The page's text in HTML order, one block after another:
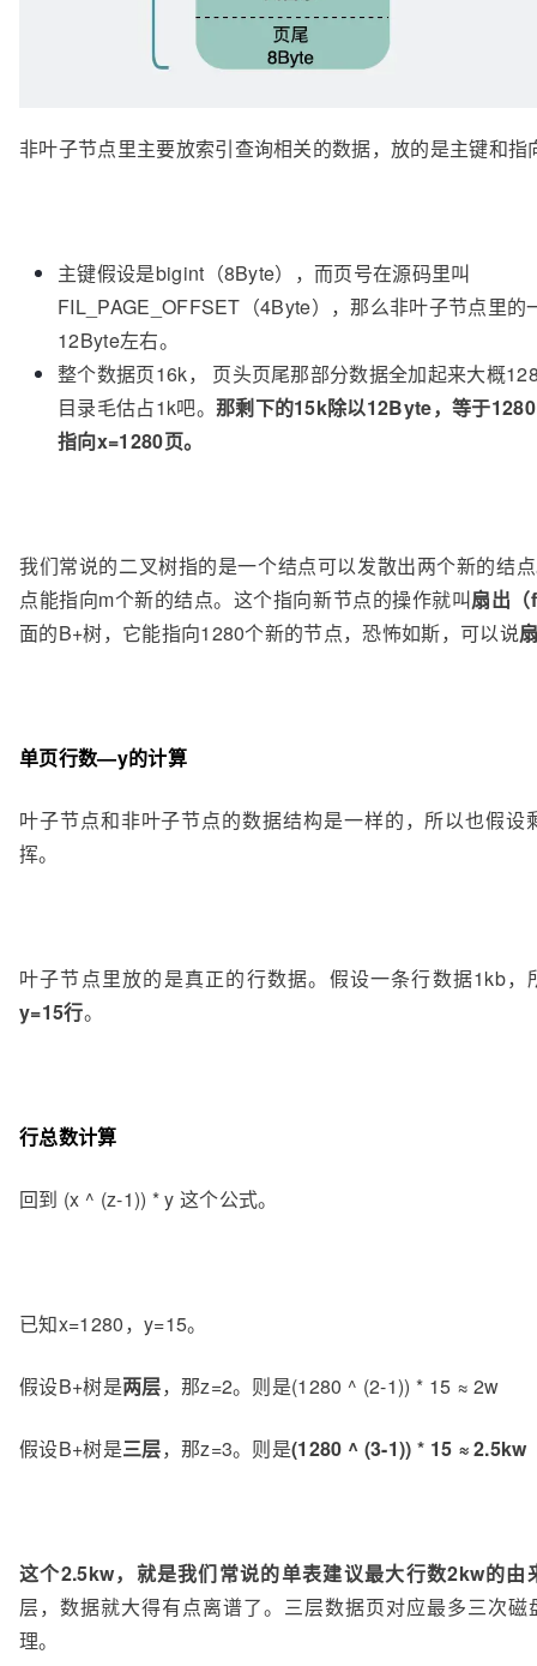
非叶子节点里主要放索引查询相关的数据，放的是主键和指
主键假设是bigint（8Byte），而页号在源码里叫
FIL_PAGE_OFFSET（4Byte），那么非叶子节点里的
12Byte左右。
整个数据页16k， 页头页尾那部分数据全加起来大概
目录毛估占1k吧。 那剩下的15k除以12Byte，等于
指向x=1280页。
我们常说的二叉树指的是一个结点可以发散出两个新的结
点能指向m个新的结点。这个指向新节点的操作就叫扇出
面的B+树，它能指向1280个新的节点，恐怖如斯，可以说
单页行数—y的计算
叶子节点和非叶子节点的数据结构是一样的，所以也假设
挥。
叶子节点里放的是真正的行数据。假设一条行数据1kb，
y=15行。
行总数计算
回到 (x ^ (z-1)) * y 这个公式。
已知x=1280，y=15。
假设B+树是两层，那z=2。则是(1280 ^ (2-1)) * 15 ≈ 2w
假设B+树是三层，那z=3。则是(1280 ^ (3-1)) * 15 ≈ 2.5kw
这个2.5kw，就是我们常说的单表建议最大行数2kw的由
层，数据就大得有点离谱了。三层数据页对应最多三次磁
理。